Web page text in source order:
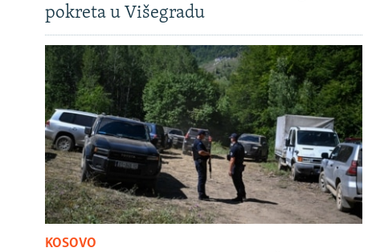
pokreta u Višegradu
KOSOVO